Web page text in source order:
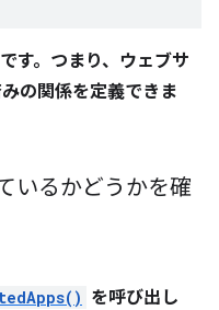
す。つまり、ウェブサ
の関係を定義できま
いるかどうかを確
を呼び出し